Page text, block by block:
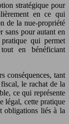
stratégique pour
en ce qui
de la nue-propriété
sans pour autant en
qui permet
en bénéficiant
conséquences, tant
le rachat de la
ce qui représente
légal, cette pratique
obligations liés à la